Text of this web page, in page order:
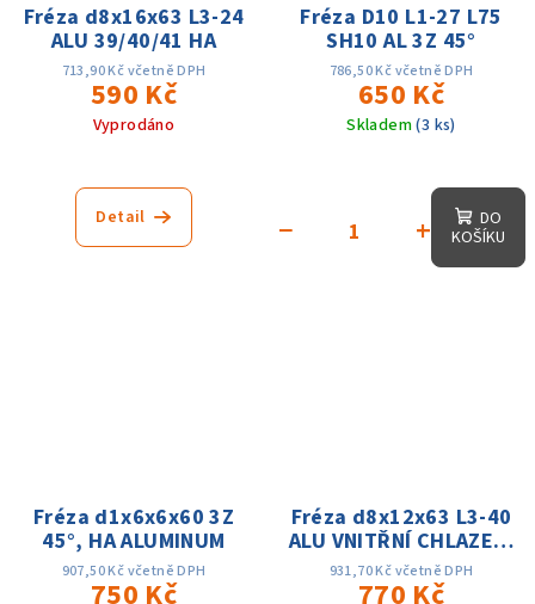
Fréza d8x16x63 L3-24
ALU 39/40/41 HA
713,90 Kč včetně DPH
590 Kč
Vyprodáno
Detail
Fréza D10 L1-27 L75
SH10 AL 3Z 45°
786,50 Kč včetně DPH
650 Kč
Skladem(3 ks)
+
−
DO
KOŠÍKU
Fréza d1x6x6x60 3Z
45°, HA ALUMINUM
907,50 Kč včetně DPH
750 Kč
Fréza d8x12x63 L3-40
ALU VNITŘNÍ CHLAZENÍ
39/40/41 HA
931,70 Kč včetně DPH
770 Kč